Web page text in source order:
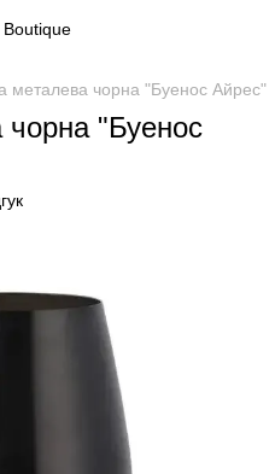
металева чорна "Буенос Айрес"
"Буенос